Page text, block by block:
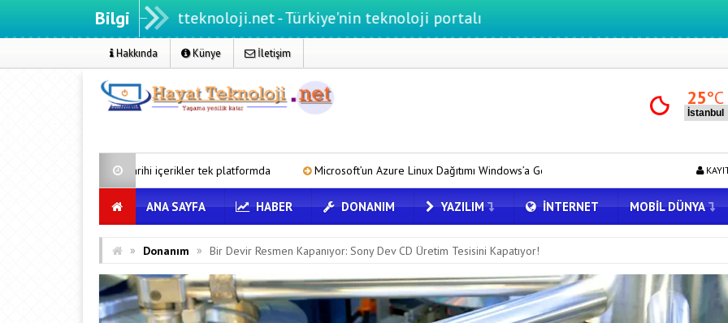
Bilgi
Hayatteknoloji.net - Türkiye'nin teknoloji portalı
Hakkında Künye İletişim
25°C
tarihi içerikler tek platformda Microsoft’un Azure Linux Dağıtımı Windows’a Geldi Tesla için Grok Türkiye’de! Model Y’de Türkçe
ANA SAYFA HABER DONANIM YAZILIM İNTERNET MOBIL DÜNYA
» Donanım » Bir Devir Resmen Kapanıyor: Sony Dev CD Üretim Tesisini Kapatıyor!